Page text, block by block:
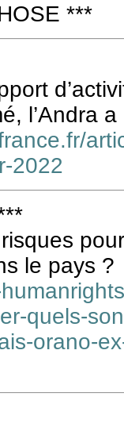
***
l’Andra
2022
le pays ?
quels-
orano-